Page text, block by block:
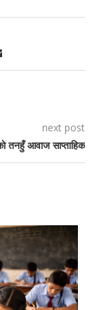
next post
आवाज साप्ताहिक